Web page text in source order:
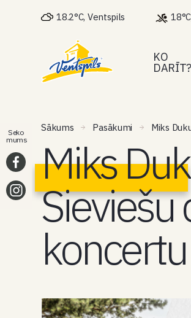
18.2°C, Ventspils
KO
DARĪT?
Sākums Pasākumi Miks
Miks
Sieviešu
Seko
mums